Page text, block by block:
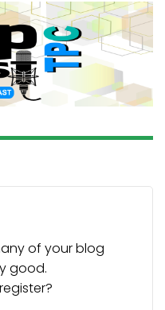
of your blog
good.